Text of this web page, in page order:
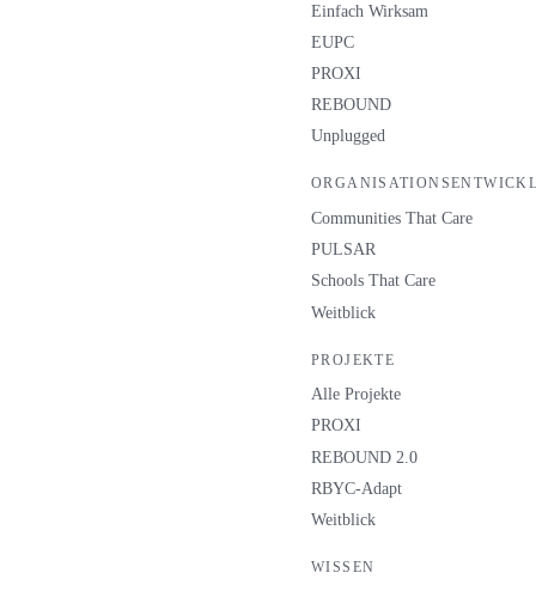
Einfach Wirksam
EUPC
PROXI
REBOUND
Unplugged
Communities That Care
PULSAR
Schools That Care
Weitblick
PROJEKTE
Alle Projekte
PROXI
REBOUND 2.0
RBYC-Adapt
Weitblick
WISSEN